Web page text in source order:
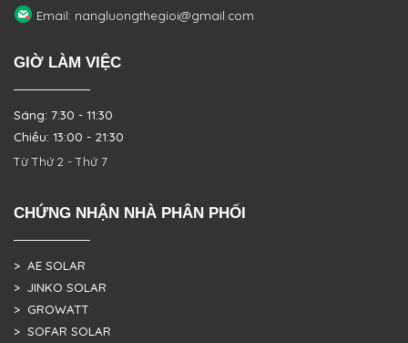
Email: nangluongthegioi@gmail.com
GIỜ LÀM VIỆC
Sáng: 7:30 - 11:30
Chiều: 13:00 - 21:30
Từ Thứ 2 - Thứ 7
CHỨNG NHẬN NHÀ PHÂN PHỐI
> AE SOLAR
> JINKO SOLAR
> GROWATT
> SOFAR SOLAR